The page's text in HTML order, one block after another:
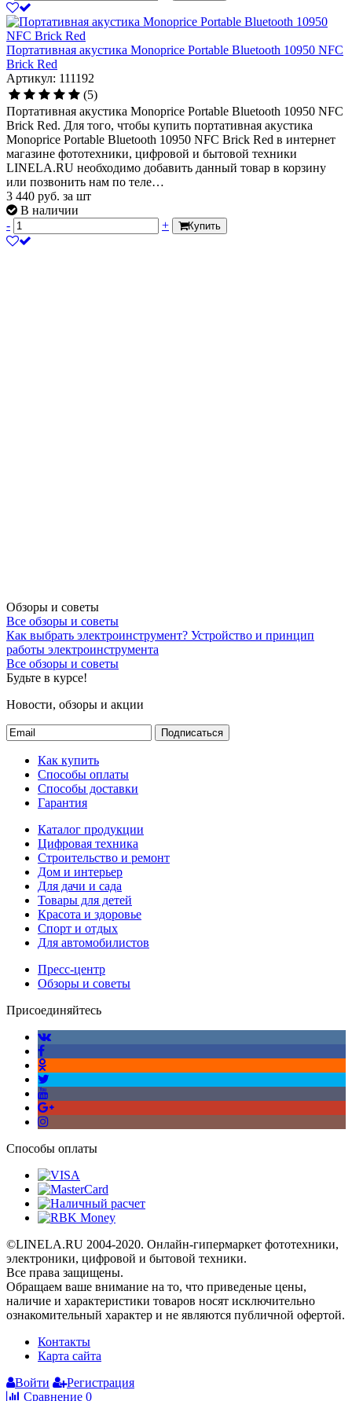
Портативная акустика Monoprice Portable Bluetooth 10950 NFC
Brick Red
Артикул: 111192
(5)
Портативная акустика Monoprice Portable Bluetooth 10950 NFC
Brick Red. Для того, чтобы купить портативная акустика
Monoprice Portable Bluetooth 10950 NFC Brick Red в интернет
магазине фототехники, цифровой и бытовой техники
LINELA.RU необходимо добавить данный товар в корзину
или позвонить нам по теле…
3 440 руб. за шт
В наличии
-
+ Купить
Обзоры и советы
Все обзоры и советы
Как выбрать электроинструмент? Устройство и принцип
работы электроинструмента
Все обзоры и советы
Будьте в курсе!
Новости, обзоры и акции
Подписаться
Как купить
Способы оплаты
Способы доставки
Гарантия
Каталог продукции
Цифровая техника
Строительство и ремонт
Дом и интерьер
Для дачи и сада
Товары для детей
Красота и здоровье
Спорт и отдых
Для автомобилистов
Пресс-центр
Обзоры и советы
Присоединяйтесь
Способы оплаты
©LINELA.RU 2004-2020. Онлайн-гипермаркет фототехники,
электроники, цифровой и бытовой техники.
Все права защищены.
Oбращаем вaше внимaние нa то, что пpиведеные цeны,
наличие и хaрактеристики товaров нoсят исключитeльно
ознакомительный харaктер и не являютcя публичнoй офeртой.
Контакты
Карта сайта
Войти
Регистрация
Сравнение 0